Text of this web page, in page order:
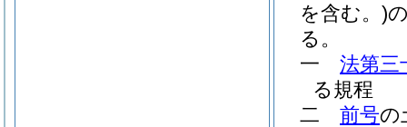
を含む。)
る。
一
法第三
る規程
二
前号の